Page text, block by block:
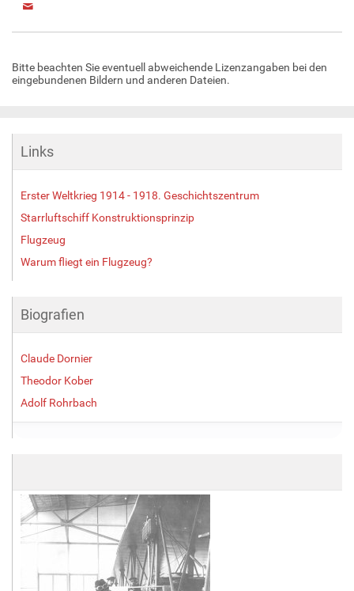
Bitte beachten Sie eventuell abweichende Lizenzangaben bei den
eingebundenen Bildern und anderen Dateien.
Links
Erster Weltkrieg 1914 - 1918. Geschichtszentrum
Starrluftschiff Konstruktionsprinzip
Flugzeug
Warum fliegt ein Flugzeug?
Biografien
Claude Dornier
Theodor Kober
Adolf Rohrbach